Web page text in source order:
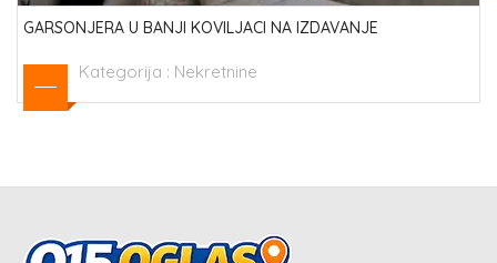
GARSONJERA U BANJI KOVILJACI NA IZDAVANJE
Kategorija : Nekretnine